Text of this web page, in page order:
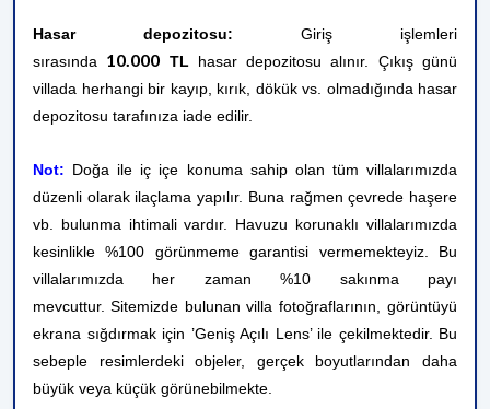
Hasar depozitosu: Giriş işlemleri
sırasında 10.000 TL hasar depozitosu alınır. Çıkış günü
villada herhangi bir kayıp, kırık, dökük vs. olmadığında hasar
depozitosu tarafınıza iade edilir.
Not: Doğa ile iç içe konuma sahip olan tüm villalarımızda
düzenli olarak ilaçlama yapılır. Buna rağmen çevrede haşere
vb. bulunma ihtimali vardır. Havuzu korunaklı villalarımızda
kesinlikle %100 görünmeme garantisi vermemekteyiz. Bu
villalarımızda her zaman %10 sakınma payı
mevcuttur. Sitemizde bulunan villa fotoğraflarının, görüntüyü
ekrana sığdırmak için ’Geniş Açılı Lens’ ile çekilmektedir. Bu
sebeple resimlerdeki objeler, gerçek boyutlarından daha
büyük veya küçük görünebilmekte.